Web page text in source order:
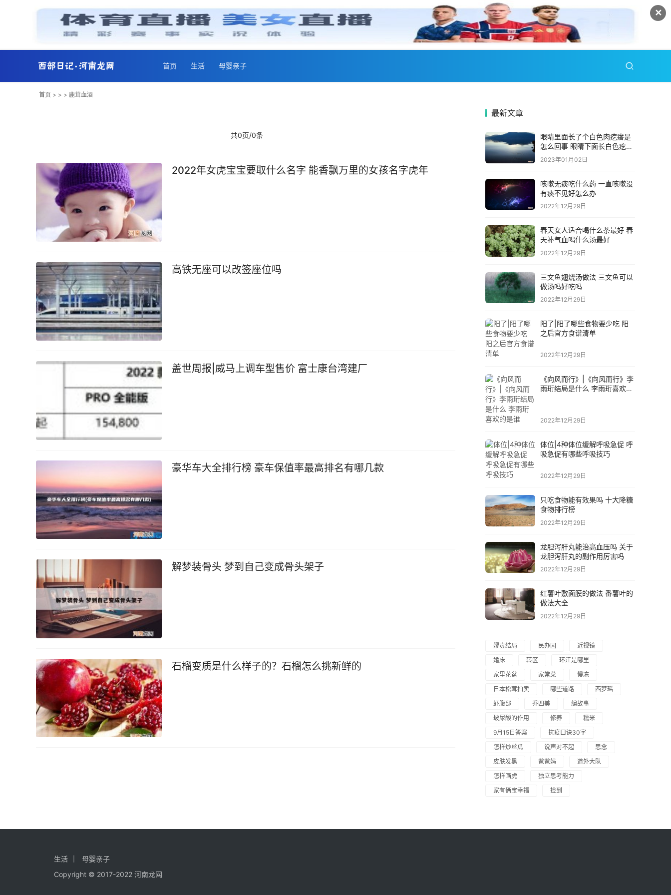
✕
首页 生活 母婴亲子
首页 > > > 鹿茸血酒
共0页/0条
2022年女虎宝宝要取什么名字 能香飘万里的女孩名字虎年
高铁无座可以改签座位吗
盖世周报|威马上调车型售价 富士康台湾建厂
豪华车大全排行榜 豪车保值率最高排名有哪几款
解梦装骨头 梦到自己变成骨头架子
石榴变质是什么样子的？石榴怎么挑新鲜的
最新文章
眼睛里面长了个白色肉疙瘩是
怎么回事 眼睛下面长白色疙瘩
粒
2023年01月02日
咳嗽无痰吃什么药 一直咳嗽没
有痰不见好怎么办
2022年12月29日
春天女人适合喝什么茶最好 春
天补气血喝什么汤最好
2022年12月29日
三文鱼翅烧汤做法 三文鱼可以
做汤吗好吃吗
2022年12月29日
阳了|阳了哪些食物要少吃 阳
之后官方食谱清单
2022年12月29日
《向风而行》|《向风而行》李
雨珩结局是什么 李雨珩喜欢的
2022年12月29日
体位|4种体位缓解呼吸急促 呼
吸急促有哪些呼吸技巧
2022年12月29日
只吃食物能有效果吗 十大降糖
食物排行榜
2022年12月29日
龙胆泻肝丸能治高血压吗 关于
龙胆泻肝丸的副作用厉害吗
2022年12月29日
红薯叶敷面膜的做法 番薯叶的
做法大全
2022年12月29日
嫪毐结局 民办园
近视镜
婚床
转区
环江是哪里
家里花盆
家常菜
慢冻
日本松茸拍卖
哪些道路
西梦瑶
虾腹部
乔四美
编故事
玻尿酸的作用
修养
糯米
9月15日答案
抗疫口诀30字
怎样炒丝瓜
说声对不起
思念
皮肤发黑
爸爸妈
道外大队
怎样画虎
独立思考能力
家有俩宝幸福
捡到
生活
母婴亲子
Copyright © 2017-2022 河南龙网